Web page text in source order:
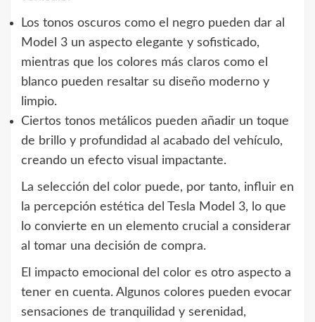
Los tonos oscuros como el negro pueden dar al
Model 3 un aspecto elegante y sofisticado,
mientras que los colores más claros como el
blanco pueden resaltar su diseño moderno y
limpio.
Ciertos tonos metálicos pueden añadir un toque
de brillo y profundidad al acabado del vehículo,
creando un efecto visual impactante.
La selección del color puede, por tanto, influir en
la percepción estética del Tesla Model 3, lo que
lo convierte en un elemento crucial a considerar
al tomar una decisión de compra.
El impacto emocional del color es otro aspecto a
tener en cuenta. Algunos colores pueden evocar
sensaciones de tranquilidad y serenidad,